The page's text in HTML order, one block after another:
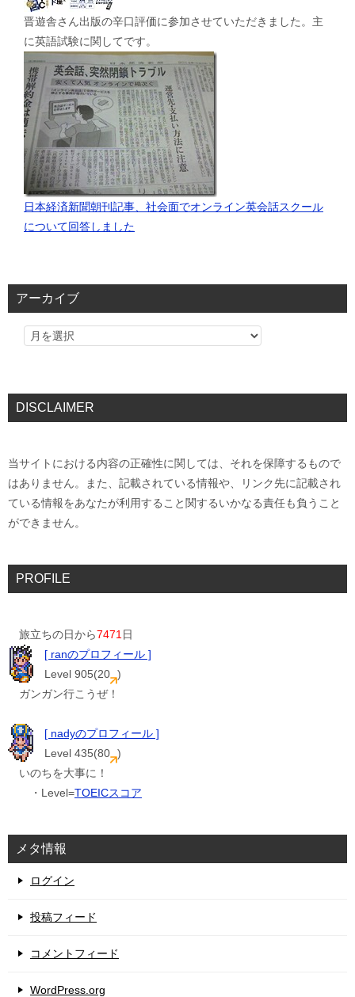
晋遊舎さん出版の辛口評価に参加させていただきました。主
に英語試験に関してです。
日本経済新聞朝刊記事、社会面でオンライン英会話スクール
について回答しました
アーカイブ
DISCLAIMER
当サイトにおける内容の正確性に関しては、それを保障するもので
はありません。また、記載されている情報や、リンク先に記載され
ている情報をあなたが利用すること関するいかなる責任も負うこと
ができません。
PROFILE
旅立ちの日から7471日
[ ranのプロフィール ]
Level 905(20 )
ガンガン行こうぜ！
[ nadyのプロフィール ]
Level 435(80 )
いのちを大事に！
・Level=TOEICスコア
メタ情報
ログイン
投稿フィード
コメントフィード
WordPress.org